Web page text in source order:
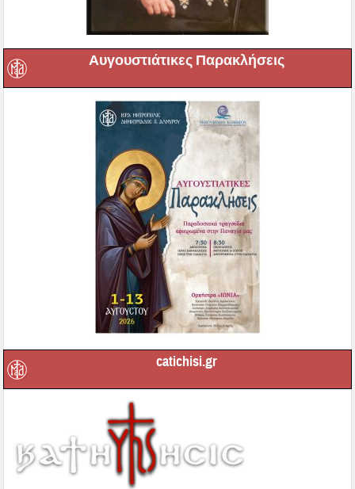
Αυγουστιάτικες Παρακλήσεις
catichisi.gr